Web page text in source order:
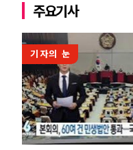
주요기사
기자의 눈